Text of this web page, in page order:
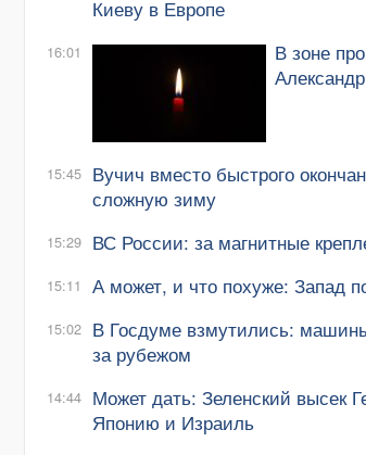
Киеву в Европе
16:01
В зоне
15:45 Вучич вместо быстрого
сложную зиму
15:29 ВС России: за магнитные
15:11 А может, и что похуже: Запад
15:02 В Госдуме взмутились:
за рубежом
14:44 Может дать: Зеленский
Японию и Израиль